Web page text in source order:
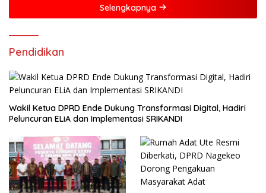
Selengkapnya
Pendidikan
Wakil Ketua DPRD Ende Dukung Transformasi Digital, Hadiri
Peluncuran ELiA dan Implementasi SRIKANDI